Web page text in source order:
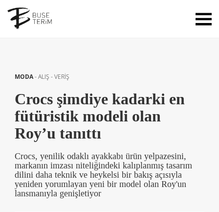
MODA-ALIŞ - VERİŞ
Crocs şimdiye kadarki en
fütüristik modeli olan
Roy’u tanıttı
Crocs, yenilik odaklı ayakkabı ürün yelpazesini,
markanın imzası niteliğindeki kalıplanmış tasarım
dilini daha teknik ve heykelsi bir bakış açısıyla
yeniden yorumlayan yeni bir model olan Roy'un
lansmanıyla genişletiyor